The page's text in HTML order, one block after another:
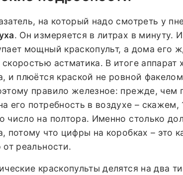
на который надо смотреть у
. Он измеряется в литрах в минуту.
мощный краскопульт, а дома его
астматика. В итоге аппарат
и плюётся краской не ровной
правило железное: прежде, чем
его потребность в воздухе –
число на полтора. Именно столько
потому что цифры на коробках – это
реальности.
краскопульты делятся на два